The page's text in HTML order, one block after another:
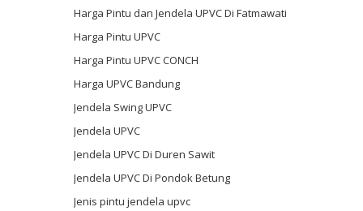
Harga Pintu dan Jendela UPVC Di Fatmawati
Harga Pintu UPVC
Harga Pintu UPVC CONCH
Harga UPVC Bandung
Jendela Swing UPVC
Jendela UPVC
Jendela UPVC Di Duren Sawit
Jendela UPVC Di Pondok Betung
Jenis pintu jendela upvc